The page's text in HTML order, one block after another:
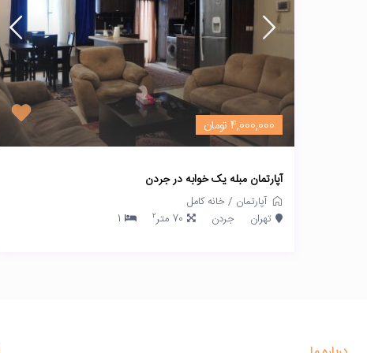
4,000,000 تومان
آپارتمان مبله یک خوابه در جردن
آپارتمان /خانه کامل
تهران
جردن 70 متر 2
1